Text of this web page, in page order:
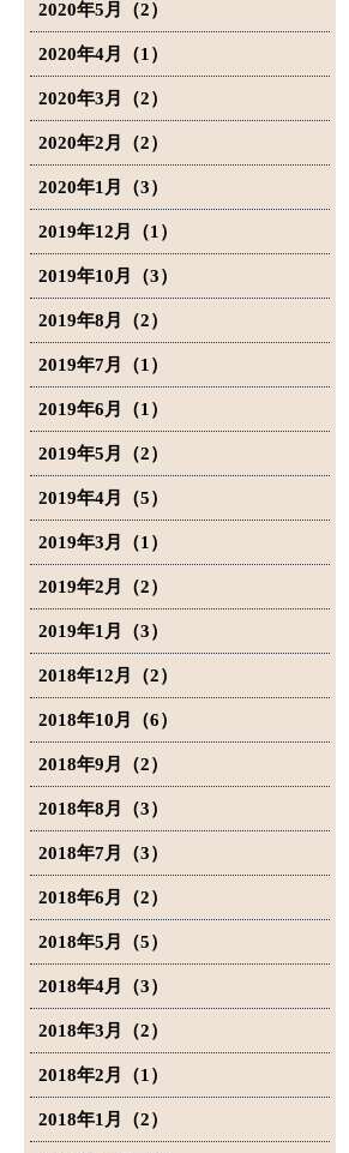
2020年5月（2）
2020年4月（1）
2020年3月（2）
2020年2月（2）
2020年1月（3）
2019年12月（1）
2019年10月（3）
2019年8月（2）
2019年7月（1）
2019年6月（1）
2019年5月（2）
2019年4月（5）
2019年3月（1）
2019年2月（2）
2019年1月（3）
2018年12月（2）
2018年10月（6）
2018年9月（2）
2018年8月（3）
2018年7月（3）
2018年6月（2）
2018年5月（5）
2018年4月（3）
2018年3月（2）
2018年2月（1）
2018年1月（2）